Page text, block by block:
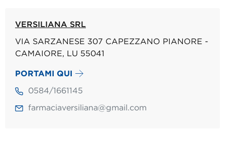
VERSILIANA SRL
VIA SARZANESE 307 CAPEZZANO PIANORE -
CAMAIORE, LU 55041
PORTAMI QUI
0584/1661145
farmaciaversiliana@gmail.com